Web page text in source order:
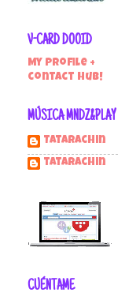
V-CARD DOOID
My profile +
contact hub!
MÚSICA MNDZ&PLAY
Tatarachin
tatarachin
CUÉNTAME